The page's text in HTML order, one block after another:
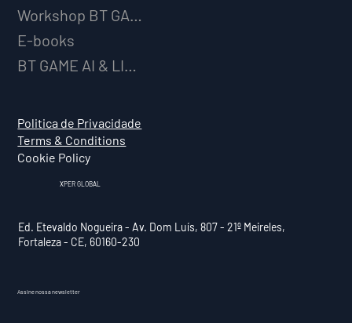
Workshop BT GAME AI
E-books
BT GAME AI & LICENCIAMENTO
Politica de Privacidade
Terms & Conditions
Cookie Policy
XPER GLOBAL
Ed. Etevaldo Nogueira - Av. Dom Luís, 807 - 21º Meireles,
Fortaleza - CE, 60160-230
Assine nossa newsletter